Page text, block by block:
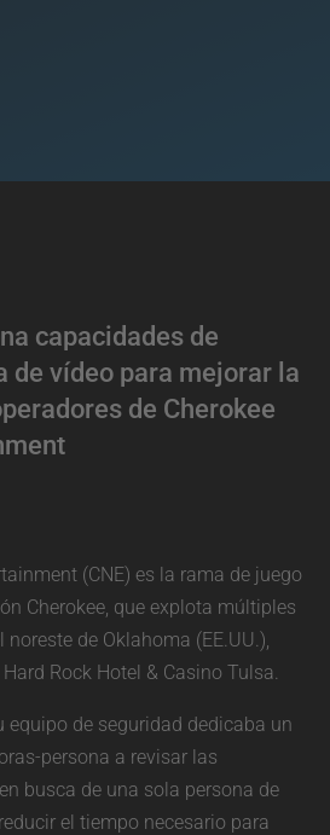
capacidades de
de vídeo para mejorar la
de Cherokee
(CNE) es la rama de juego
Cherokee, que explota múltiples
de Oklahoma (EE.UU.),
Rock Hotel & Casino Tulsa.
equipo de seguridad dedicaba un
persona a revisar las
busca de una sola persona de
el tiempo necesario para